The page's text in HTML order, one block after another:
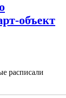
объект
расписали